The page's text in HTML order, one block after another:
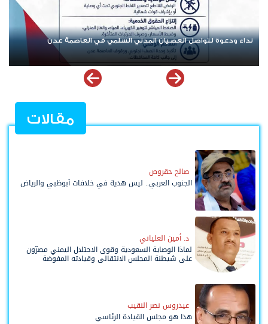
تنفيذية انتقالي العاصمة عدن تدعو الجماهير للمشاركة في الوقفة
التضامنية مع المعتقل البطل معين المقرحي
مقالات
صالح حقروص
الجنوب العربي.. ليس هدية في خلافات أبوظبي والرياض
د. أمين العلياني
لماذا الوصاية السعودية وقوى الاحتلال اليمني مصرّون
على شيطنة المجلس الانتقالي وقيادته المفوضة
عيدروس نصر النقيب
هذا هو مجلس القيادة الرئاسي